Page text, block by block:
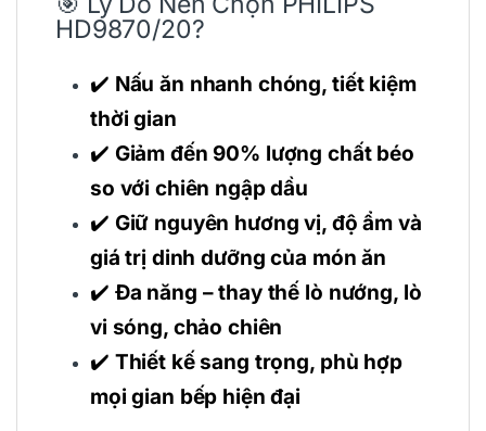
HD9870/20?
✔️ Nấu ăn nhanh chóng, tiết kiệm
thời gian
✔️ Giảm đến 90% lượng chất béo
so với chiên ngập dầu
✔️ Giữ nguyên hương vị, độ ẩm và
giá trị dinh dưỡng của món ăn
✔️ Đa năng – thay thế lò nướng, lò
vi sóng, chảo chiên
✔️ Thiết kế sang trọng, phù hợp
mọi gian bếp hiện đại